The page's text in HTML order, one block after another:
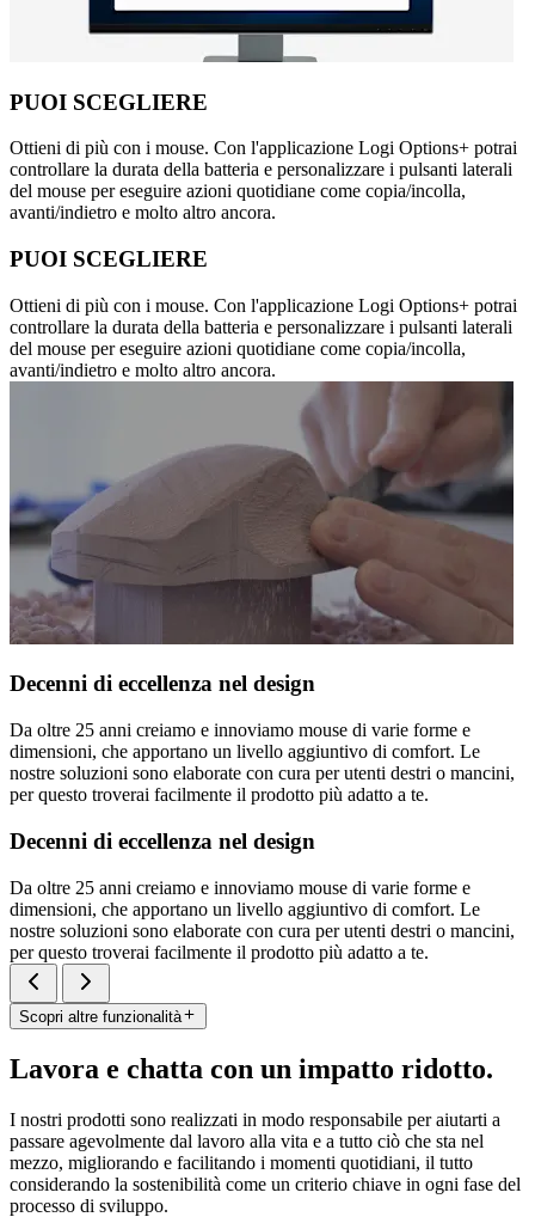
PUOI SCEGLIERE
Ottieni di più con i mouse. Con l'applicazione Logi Options+ potrai
controllare la durata della batteria e personalizzare i pulsanti laterali
del mouse per eseguire azioni quotidiane come copia/incolla,
avanti/indietro e molto altro ancora.
PUOI SCEGLIERE
Ottieni di più con i mouse. Con l'applicazione Logi Options+ potrai
controllare la durata della batteria e personalizzare i pulsanti laterali
del mouse per eseguire azioni quotidiane come copia/incolla,
avanti/indietro e molto altro ancora.
Decenni di eccellenza nel design
Da oltre 25 anni creiamo e innoviamo mouse di varie forme e
dimensioni, che apportano un livello aggiuntivo di comfort. Le
nostre soluzioni sono elaborate con cura per utenti destri o mancini,
per questo troverai facilmente il prodotto più adatto a te.
Decenni di eccellenza nel design
Da oltre 25 anni creiamo e innoviamo mouse di varie forme e
dimensioni, che apportano un livello aggiuntivo di comfort. Le
nostre soluzioni sono elaborate con cura per utenti destri o mancini,
per questo troverai facilmente il prodotto più adatto a te.
Scopri altre funzionalità
Lavora e chatta con un impatto ridotto.
I nostri prodotti sono realizzati in modo responsabile per aiutarti a
passare agevolmente dal lavoro alla vita e a tutto ciò che sta nel
mezzo, migliorando e facilitando i momenti quotidiani, il tutto
considerando la sostenibilità come un criterio chiave in ogni fase del
processo di sviluppo.